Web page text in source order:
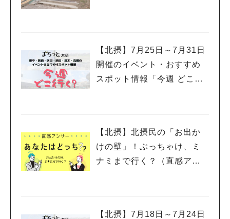
【北摂】7月25日～7月31日
開催のイベント・おすすめ
スポット情報「今週 どこい
【北摂】北摂民の「お出か
けの壁」！ぶっちゃけ、ミ
ナミまで行く？（直感アン
【北摂】7月18日～7月24日